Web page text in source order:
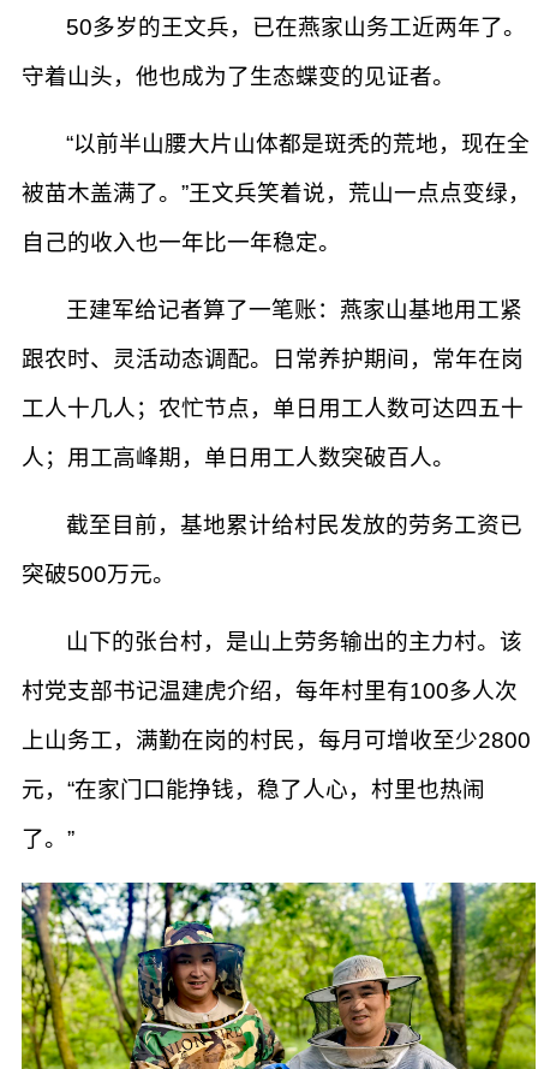
50多岁的王文兵，已在燕家山务工近两年了。
守着山头，他也成为了生态蝶变的见证者。
“以前半山腰大片山体都是斑秃的荒地，现在全
被苗木盖满了。”王文兵笑着说，荒山一点点变绿，
自己的收入也一年比一年稳定。
王建军给记者算了一笔账：燕家山基地用工紧
跟农时、灵活动态调配。日常养护期间，常年在岗
工人十几人；农忙节点，单日用工人数可达四五十
人；用工高峰期，单日用工人数突破百人。
截至目前，基地累计给村民发放的劳务工资已
突破500万元。
山下的张台村，是山上劳务输出的主力村。该
村党支部书记温建虎介绍，每年村里有100多人次
上山务工，满勤在岗的村民，每月可增收至少2800
元，“在家门口能挣钱，稳了人心，村里也热闹
了。”